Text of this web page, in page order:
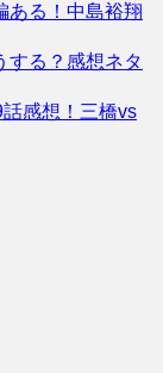
ある！中島裕翔
する？感想ネタ
感想！三橋vs